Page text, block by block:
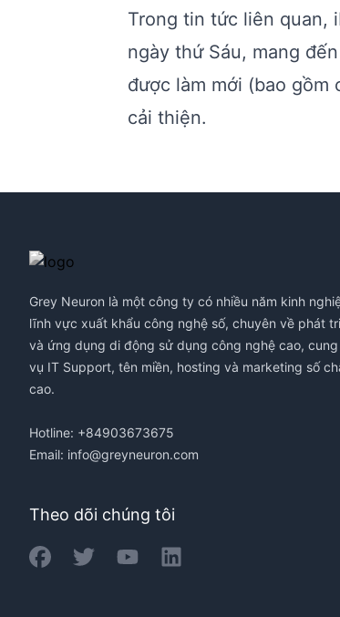
Trong tin tức liên quan,
ngày thứ Sáu, mang
được làm mới (bao gồm
cải thiện.
Grey Neuron là một công ty có nhiều năm kinh
lĩnh vực xuất khẩu công nghệ số, chuyên về phát
và ứng dụng di động sử dụng công nghệ cao,
vụ IT Support, tên miền, hosting và marketing số
cao.
Hotline: +84903673675
Email: info@greyneuron.com
Theo dõi chúng tôi